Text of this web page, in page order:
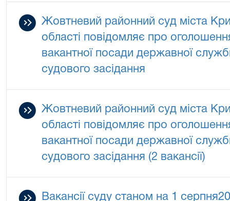
Жовтневий районний суд міста
області повідомляє про
вакантної посади державної
судового засідання
Жовтневий районний суд міста
області повідомляє про
вакантної посади державної
судового засідання (2 вакансії)
Вакансії суду станом на 1